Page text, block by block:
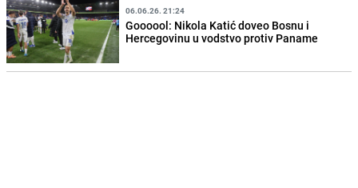
06.06.26. 21:24
Goooool: Nikola Katić doveo Bosnu i
Hercegovinu u vodstvo protiv Paname